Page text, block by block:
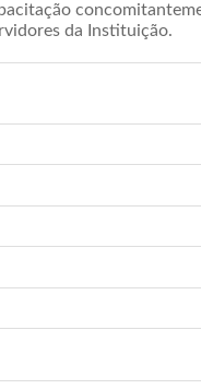
da Instituição.